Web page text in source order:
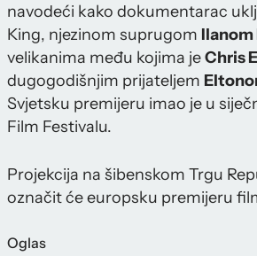
navodeći kako dokumentarac
King, njezinom suprugom Ilanom
velikanima među kojima jeChris
dugogodišnjim prijateljem
Svjetsku premijeru imao je u
Film Festivalu.
Projekcija na šibenskom Trgu
označit će europsku premijeru
Oglas